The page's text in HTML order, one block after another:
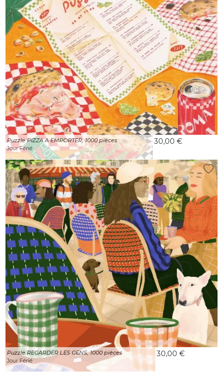
Puzzle PIZZA A EMPORTER, 1000 pièces
Jour Férié
30,00 €
Puzzle REGARDER LES GENS, 1000 pièces
Jour Férié
30,00 €